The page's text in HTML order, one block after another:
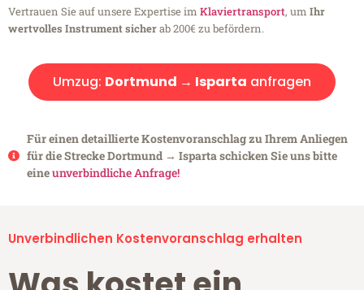
Vertrauen Sie auf unsere Expertise im Klaviertransport, um Ihr
wertvolles Instrument sicherab 200€ zu befördern.
Umzug: Dortmund → Isparta anfragen
Für einen detaillierte Kostenvoranschlag zu Ihrem Anliegen
für die Strecke Dortmund → Isparta schicken Sie uns bitte
eineunverbindliche Anfrage!
Unverbindlichen Kostenvoranschlag erhalten